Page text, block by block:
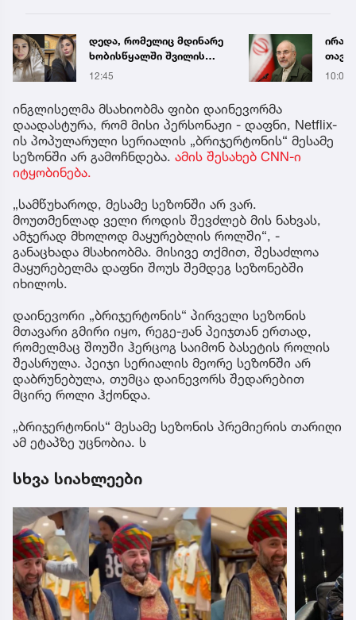
დედა, რომელიც მდინარე
ხობისწყალში შვილის
გადასარჩენად შევიდა,
გარდაცვლილი იპოვეს
12:45 10:03
ინგლისელმა მსახიობმა ფიბი დაინევორმა
დაადასტურა, რომ მისი პერსონაჟი - დაფნი, Netflix-
ის პოპულარული სერიალის „ბრიჯერტონის“ მესამე
სეზონში არ გამოჩნდება. ამის შესახებ CNN-ი
იტყობინება.
„სამწუხაროდ, მესამე სეზონში არ ვარ.
მოუთმენლად ველი როდის შევძლებ მის ნახვას,
ამჯერად მხოლოდ მაყურებლის როლში“, -
განაცხადა მსახიობმა. მისივე თქმით, შესაძლოა
მაყურებელმა დაფნი შოუს შემდეგ სეზონებში
იხილოს.
დაინევორი „ბრიჯერტონის“ პირველი სეზონის
მთავარი გმირი იყო, რეგე-ჟან პეიჯთან ერთად,
რომელმაც შოუში ჰერცოგ საიმონ ბასეტის როლის
შეასრულა. პეიჯი სერიალის მეორე სეზონში არ
დაბრუნებულა, თუმცა დაინევორს შედარებით
მცირე როლი ჰქონდა.
„ბრიჯერტონის“ მესამე სეზონის პრემიერის თარიღი
ამ ეტაპზე უცნობია. ს
სხვა სიახლეები